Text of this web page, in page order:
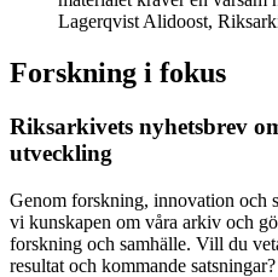
Lagerqvist Alidoost,
Forskning i fokus
Riksarkivets nyhetsbrev
utveckling
Genom forskning, innovation och
vi kunskapen om våra arkiv och
forskning och samhälle. Vill du
resultat och kommande